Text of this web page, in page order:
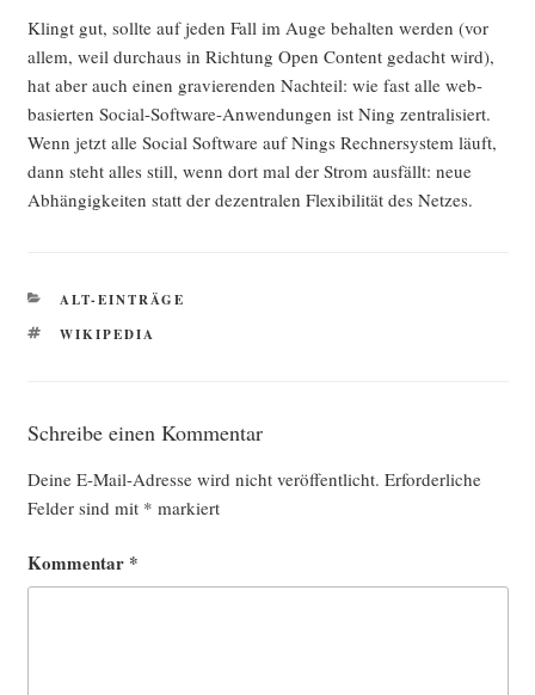
Klingt gut, soll­te auf jeden Fall im Auge behal­ten wer­den (vor
allem, weil durch­aus in Rich­tung Open Con­tent gedacht wird),
hat aber auch einen gra­vie­ren­den Nach­teil: wie fast alle web-
basier­ten Social-Soft­ware-Anwen­dun­gen ist Ning zen­tra­li­siert.
Wenn jetzt alle Social Soft­ware auf Nings Rech­ner­sys­tem läuft,
dann steht alles still, wenn dort mal der Strom aus­fällt: neue
Abhän­gig­kei­ten statt der dezen­tra­len Fle­xi­bi­li­tät des Netzes.
KATEGORIEN
ALT-EINTRÄGE
SCHLAGWÖRTER
WIKIPEDIA
Schreibe einen Kommentar
Deine E-Mail-Adresse wird nicht veröffentlicht. Erforderliche
Felder sind mit * markiert
Kommentar *